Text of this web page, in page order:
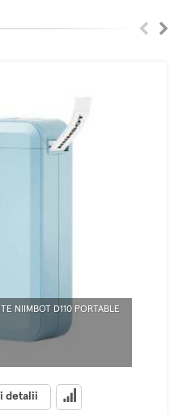
NIIMBOT D110 PORTABLE
detalii